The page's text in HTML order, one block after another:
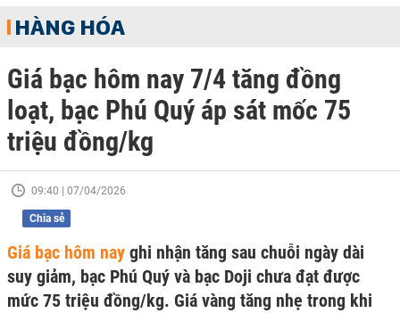
HÀNG HÓA
Giá bạc hôm nay 7/4 tăng đồng
loạt, bạc Phú Quý áp sát mốc 75
triệu đồng/kg
09:40 | 07/04/2026
Chia sẻ
Giá bạc hôm nay ghi nhận tăng sau chuỗi ngày dài
suy giảm, bạc Phú Quý và bạc Doji chưa đạt được
mức 75 triệu đồng/kg. Giá vàng tăng nhẹ trong khi